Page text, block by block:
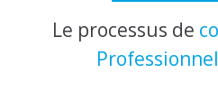
Le processus de
Professionnel